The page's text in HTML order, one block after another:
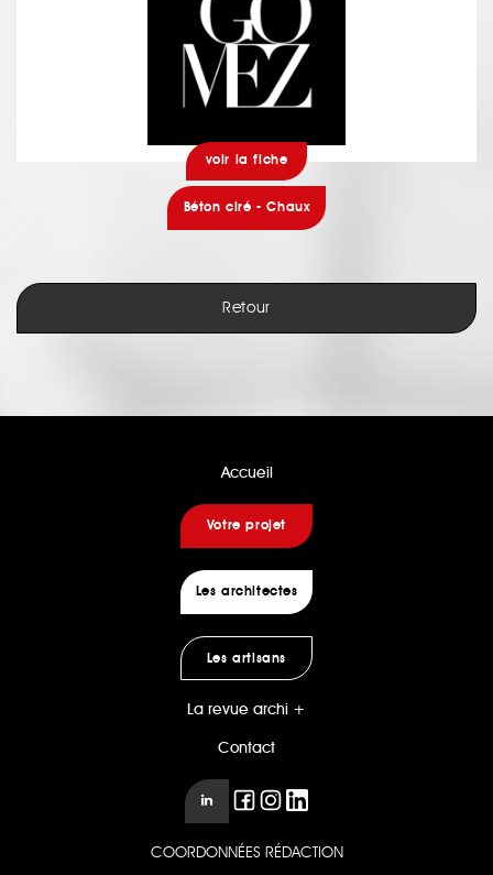
voir la fiche
Béton ciré - Chaux
Retour
Accueil
Votre projet
Les architectes
Les artisans
La revue archi +
Contact
COORDONNÉES RÉDACTION